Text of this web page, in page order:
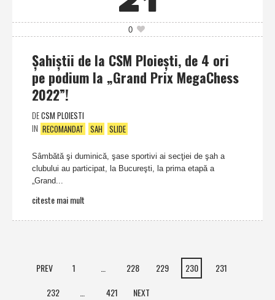
0
Şahiştii de la CSM Ploieşti, de 4 ori
pe podium la „Grand Prix MegaChess
2022”!
DECSM PLOIESTI
IN RECOMANDAT SAH SLIDE
Sâmbătă şi duminică, şase sportivi ai secţiei de şah a
clubului au participat, la Bucureşti, la prima etapă a
„Grand...
citeste mai mult
PREV 1 228 229 230
231
232
421 NEXT